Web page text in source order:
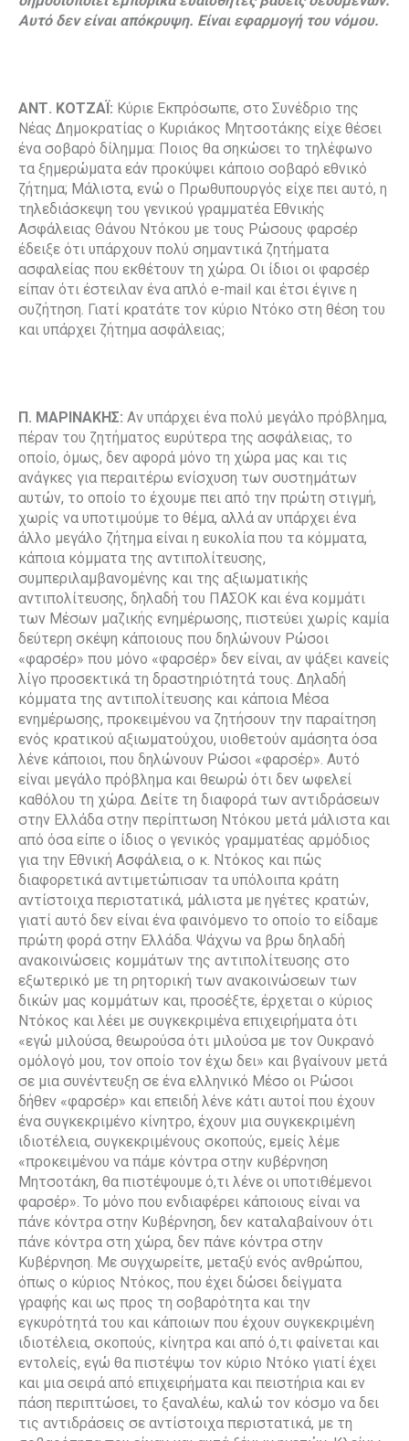
Αυτό δεν είναι απόκρυψη. Είναι εφαρμογή του νόμου.
ΑΝΤ. ΚΟΤΖΑΪ: Κύριε Εκπρόσωπε, στο Συνέδριο της
Νέας Δημοκρατίας ο Κυριάκος Μητσοτάκης είχε θέσει
ένα σοβαρό δίλημμα: Ποιος θα σηκώσει το τηλέφωνο
τα ξημερώματα εάν προκύψει κάποιο σοβαρό εθνικό
ζήτημα; Μάλιστα, ενώ ο Πρωθυπουργός είχε πει αυτό, η
τηλεδιάσκεψη του γενικού γραμματέα Εθνικής
Ασφάλειας Θάνου Ντόκου με τους Ρώσους φαρσέρ
έδειξε ότι υπάρχουν πολύ σημαντικά ζητήματα
ασφαλείας που εκθέτουν τη χώρα. Οι ίδιοι οι φαρσέρ
είπαν ότι έστειλαν ένα απλό e-mail και έτσι έγινε η
συζήτηση. Γιατί κρατάτε τον κύριο Ντόκο στη θέση του
και υπάρχει ζήτημα ασφάλειας;
Π. ΜΑΡΙΝΑΚΗΣ: Αν υπάρχει ένα πολύ μεγάλο πρόβλημα,
πέραν του ζητήματος ευρύτερα της ασφάλειας, το
οποίο, όμως, δεν αφορά μόνο τη χώρα μας και τις
ανάγκες για περαιτέρω ενίσχυση των συστημάτων
αυτών, το οποίο το έχουμε πει από την πρώτη στιγμή,
χωρίς να υποτιμούμε το θέμα, αλλά αν υπάρχει ένα
άλλο μεγάλο ζήτημα είναι η ευκολία που τα κόμματα,
κάποια κόμματα της αντιπολίτευσης,
συμπεριλαμβανομένης και της αξιωματικής
αντιπολίτευσης, δηλαδή του ΠΑΣΟΚ και ένα κομμάτι
των Μέσων μαζικής ενημέρωσης, πιστεύει χωρίς καμία
δεύτερη σκέψη κάποιους που δηλώνουν Ρώσοι
«φαρσέρ» που μόνο «φαρσέρ» δεν είναι, αν ψάξει κανείς
λίγο προσεκτικά τη δραστηριότητά τους. Δηλαδή
κόμματα της αντιπολίτευσης και κάποια Μέσα
ενημέρωσης, προκειμένου να ζητήσουν την παραίτηση
ενός κρατικού αξιωματούχου, υιοθετούν αμάσητα όσα
λένε κάποιοι, που δηλώνουν Ρώσοι «φαρσέρ». Αυτό
είναι μεγάλο πρόβλημα και θεωρώ ότι δεν ωφελεί
καθόλου τη χώρα. Δείτε τη διαφορά των αντιδράσεων
στην Ελλάδα στην περίπτωση Ντόκου μετά μάλιστα και
από όσα είπε ο ίδιος ο γενικός γραμματέας αρμόδιος
για την Εθνική Ασφάλεια, ο κ. Ντόκος και πώς
διαφορετικά αντιμετώπισαν τα υπόλοιπα κράτη
αντίστοιχα περιστατικά, μάλιστα με ηγέτες κρατών,
γιατί αυτό δεν είναι ένα φαινόμενο το οποίο το είδαμε
πρώτη φορά στην Ελλάδα. Ψάχνω να βρω δηλαδή
ανακοινώσεις κομμάτων της αντιπολίτευσης στο
εξωτερικό με τη ρητορική των ανακοινώσεων των
δικών μας κομμάτων και, προσέξτε, έρχεται ο κύριος
Ντόκος και λέει με συγκεκριμένα επιχειρήματα ότι
«εγώ μιλούσα, θεωρούσα ότι μιλούσα με τον Ουκρανό
ομόλογό μου, τον οποίο τον έχω δει» και βγαίνουν μετά
σε μια συνέντευξη σε ένα ελληνικό Μέσο οι Ρώσοι
δήθεν «φαρσέρ» και επειδή λένε κάτι αυτοί που έχουν
ένα συγκεκριμένο κίνητρο, έχουν μια συγκεκριμένη
ιδιοτέλεια, συγκεκριμένους σκοπούς, εμείς λέμε
«προκειμένου να πάμε κόντρα στην κυβέρνηση
Μητσοτάκη, θα πιστέψουμε ό,τι λένε οι υποτιθέμενοι
φαρσέρ». Το μόνο που ενδιαφέρει κάποιους είναι να
πάνε κόντρα στην Κυβέρνηση, δεν καταλαβαίνουν ότι
πάνε κόντρα στη χώρα, δεν πάνε κόντρα στην
Κυβέρνηση. Με συγχωρείτε, μεταξύ ενός ανθρώπου,
όπως ο κύριος Ντόκος, που έχει δώσει δείγματα
γραφής και ως προς τη σοβαρότητα και την
εγκυρότητά του και κάποιων που έχουν συγκεκριμένη
ιδιοτέλεια, σκοπούς, κίνητρα και από ό,τι φαίνεται και
εντολείς, εγώ θα πιστέψω τον κύριο Ντόκο γιατί έχει
και μια σειρά από επιχειρήματα και πειστήρια και εν
πάση περιπτώσει, το ξαναλέω, καλώ τον κόσμο να δει
τις αντιδράσεις σε αντίστοιχα περιστατικά, με τη